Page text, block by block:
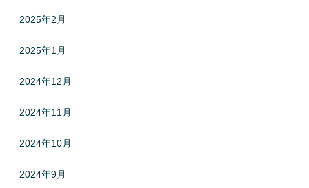
2025年2月
2025年1月
2024年12月
2024年11月
2024年10月
2024年9月